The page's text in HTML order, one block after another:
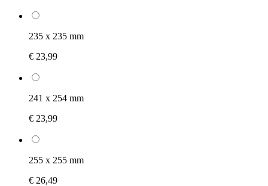
235 x 235 mm
€ 23,99
241 x 254 mm
€ 23,99
255 x 255 mm
€ 26,49